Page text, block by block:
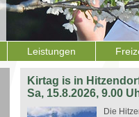
Leistungen
Kirtag is in
Sa, 15.8.2026, 9.00
Die